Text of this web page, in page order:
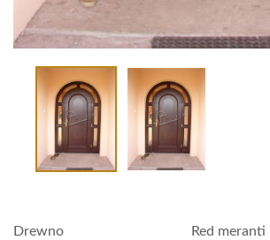
Drewno Red meranti